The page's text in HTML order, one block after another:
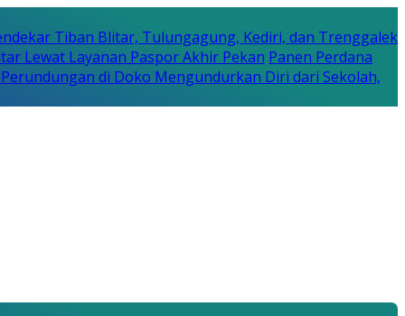
Tiban Blitar, Tulungagung, Kediri, dan Trenggalek
Lewat Layanan Paspor Akhir Pekan Panen Perdana
di Doko Mengundurkan Diri dari Sekolah,